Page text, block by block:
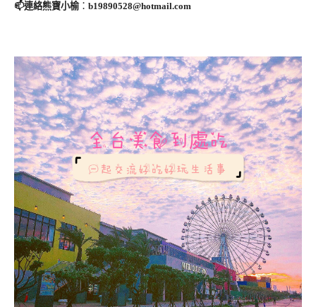
📫連絡熊寶小榆： b19890528@hotmail.com